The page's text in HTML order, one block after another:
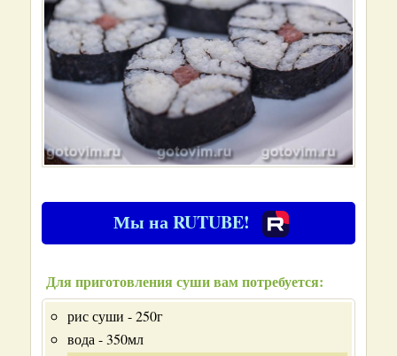
Мы на RUTUBE!
Для приготовления суши вам потребуется:
рис суши - 250г
вода - 350мл